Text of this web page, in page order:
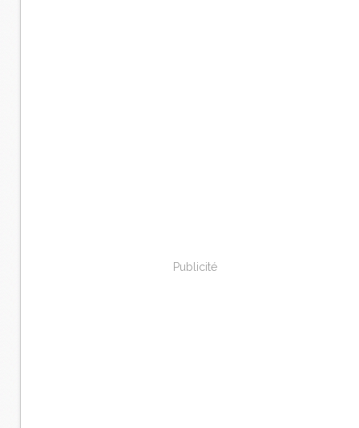
Publicité